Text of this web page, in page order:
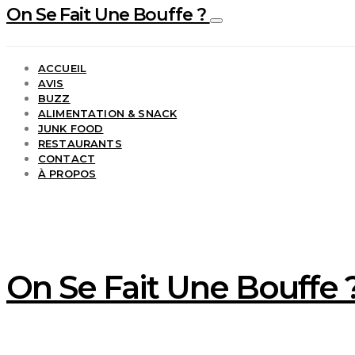
On Se Fait Une Bouffe ?
ACCUEIL
AVIS
BUZZ
ALIMENTATION & SNACK
JUNK FOOD
RESTAURANTS
CONTACT
À PROPOS
On Se Fait Une Bouffe